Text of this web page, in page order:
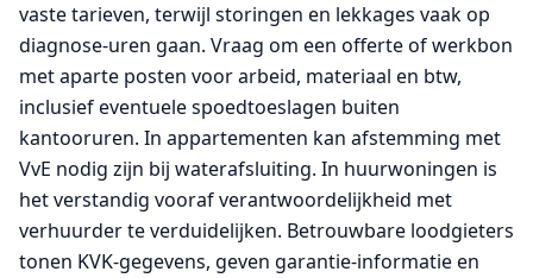
vaste tarieven, terwijl storingen en lekkages vaak op
diagnose-uren gaan. Vraag om een offerte of werkbon
met aparte posten voor arbeid, materiaal en btw,
inclusief eventuele spoedtoeslagen buiten
kantooruren. In appartementen kan afstemming met
VvE nodig zijn bij waterafsluiting. In huurwoningen is
het verstandig vooraf verantwoordelijkheid met
verhuurder te verduidelijken. Betrouwbare loodgieters
tonen KVK-gegevens, geven garantie-informatie en